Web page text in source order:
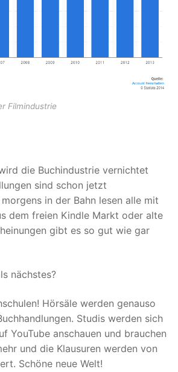
Filmindustrie
die Buchindustrie vernichtet
sind schon jetzt
in der Bahn lesen alle mit
dem freien Kindle Markt oder alte
gibt es so gut wie gar
nächstes?
Hörsäle werden genauso
Studis werden sich
YouTube anschauen und brauchen
und die Klausuren werden von
Schöne neue Welt!